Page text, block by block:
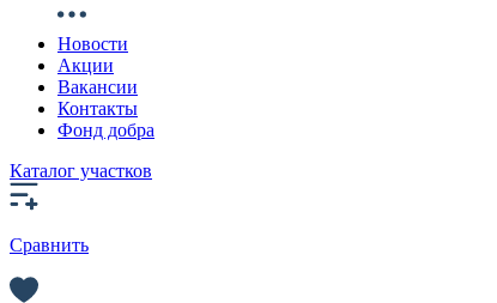
Новости
Акции
Вакансии
Контакты
Фонд добра
Каталог участков
Сравнить